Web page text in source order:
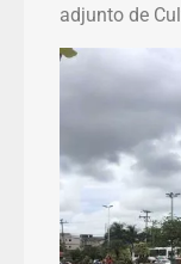
adjunto de